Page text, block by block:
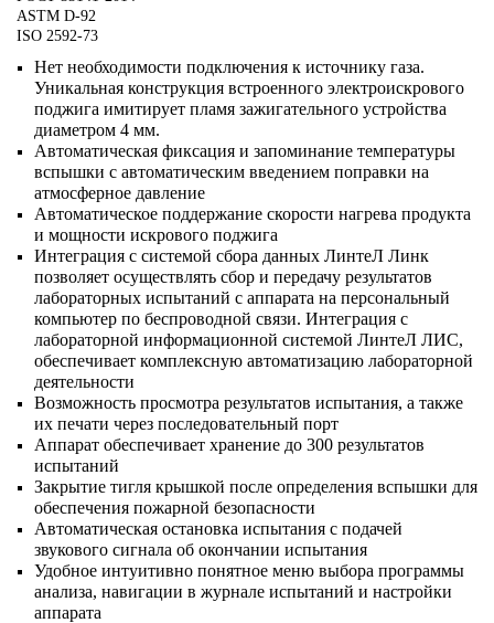
ASTM D-92
ISO 2592-73
Нет необходимости подключения к источнику газа.
Уникальная конструкция встроенного электроискрового
поджига имитирует пламя зажигательного устройства
диаметром 4 мм.
Автоматическая фиксация и запоминание температуры
вспышки с автоматическим введением поправки на
атмосферное давление
Автоматическое поддержание скорости нагрева продукта
и мощности искрового поджига
Интеграция с системой сбора данных ЛинтеЛ Линк
позволяет осуществлять сбор и передачу результатов
лабораторных испытаний с аппарата на персональный
компьютер по беспроводной связи. Интеграция с
лабораторной информационной системой ЛинтеЛ ЛИС,
обеспечивает комплексную автоматизацию лабораторной
деятельности
Возможность просмотра результатов испытания, а также
их печати через последовательный порт
Аппарат обеспечивает хранение до 300 результатов
испытаний
Закрытие тигля крышкой после определения вспышки для
обеспечения пожарной безопасности
Автоматическая остановка испытания с подачей
звукового сигнала об окончании испытания
Удобное интуитивно понятное меню выбора программы
анализа, навигации в журнале испытаний и настройки
аппарата